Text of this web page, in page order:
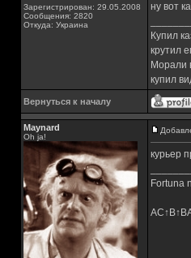
Зарегистрирован: 29.05.2008
Сообщения: 2820
Откуда: Украина
ну вот
Купил
крутил
Морали
купил
Вернуться к началу
Maynard
Oh ja!
курьер
Fortuna